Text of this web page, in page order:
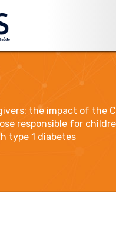
the impact of the
responsible for
type 1 diabetes